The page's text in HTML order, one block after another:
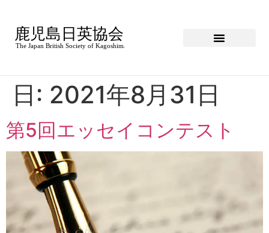
日: 2021年8月31日
第5回エッセイコンテスト